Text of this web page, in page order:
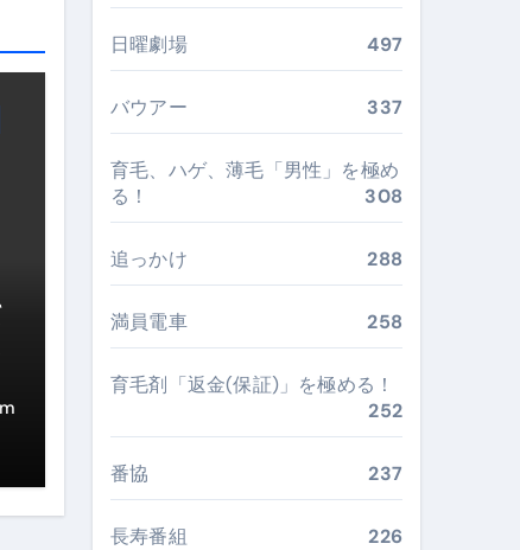
#美容 #健康 #雑学 #ナレーター #小林将大
美容 #健康 #雑学 #ナレーター #小林将大
#美容 #健康 #雑学 #ナレーター #小林将大
め・選び方・洗い方・Q&Aまで
の寝室に最適解を出す快眠ガイド
腰と体幹”を育てる選び方＆続け方ガイド
で実現する究極の旅術
する新しいサプリ体験
日曜劇場 497
バウアー 337
育毛、ハゲ、薄毛「男性」を極め
る！
308
追っかけ 288
満員電車 258
育毛剤「返金(保証)」を極める！
252
番協 237
長寿番組 226